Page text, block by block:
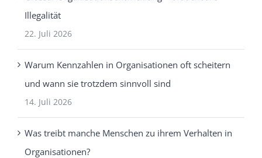
Illegalität
22. Juli 2026
Warum Kennzahlen in Organisationen oft scheitern
und wann sie trotzdem sinnvoll sind
14. Juli 2026
Was treibt manche Menschen zu ihrem Verhalten in
Organisationen?